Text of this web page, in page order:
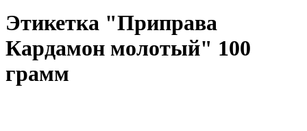
Этикетка "Приправа
Кардамон молотый" 100
грамм